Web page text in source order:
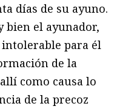
días de su ayuno.
bien el ayunador,
intolerable para él
de la
como causa lo
de la precoz